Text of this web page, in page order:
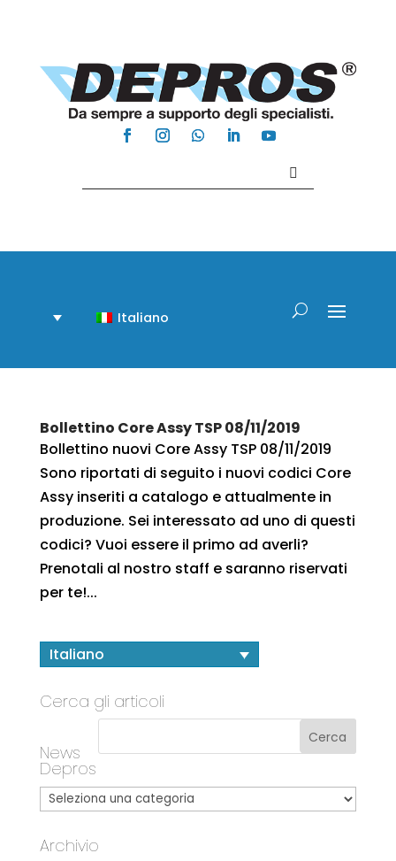
Italiano
Bollettino Core Assy TSP 08/11/2019
Bollettino nuovi Core Assy TSP 08/11/2019
Sono riportati di seguito i nuovi codici Core
Assy inseriti a catalogo e attualmente in
produzione. Sei interessato ad uno di questi
codici? Vuoi essere il primo ad averli?
Prenotali al nostro staff e saranno riservati
per te!...
Italiano
Cerca gli articoli
News
Depros
Archivio